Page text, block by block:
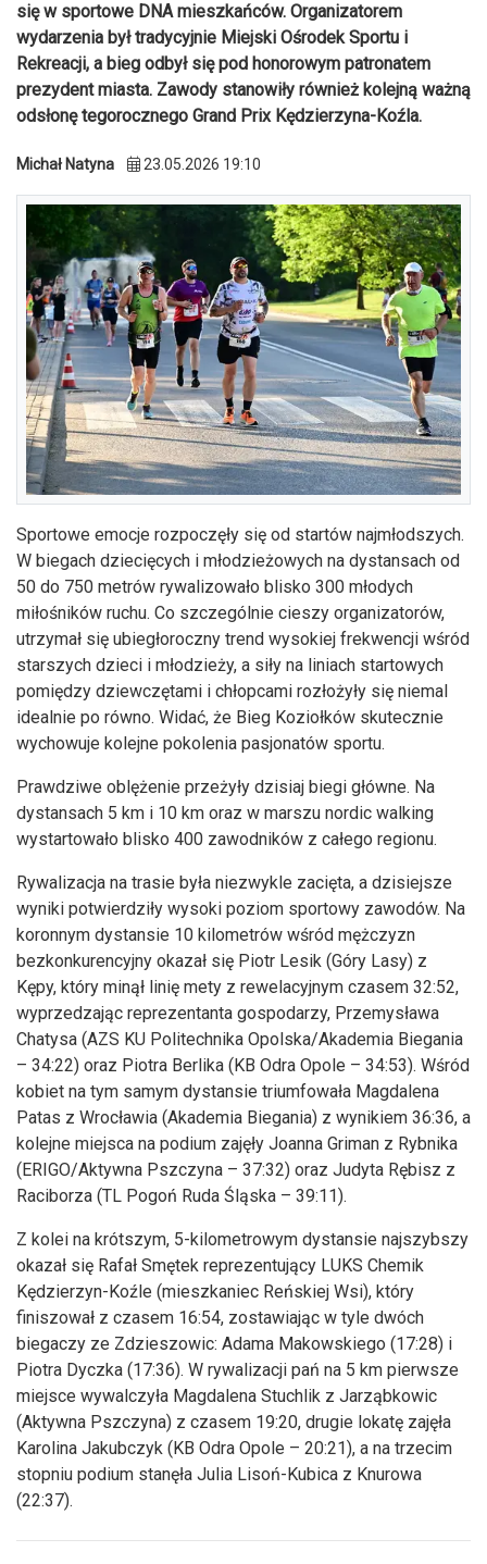
się w sportowe DNA mieszkańców. Organizatorem
wydarzenia był tradycyjnie Miejski Ośrodek Sportu i
Rekreacji, a bieg odbył się pod honorowym patronatem
prezydent miasta. Zawody stanowiły również kolejną ważną
odsłonę tegorocznego Grand Prix Kędzierzyna-Koźla.
Michał Natyna 23.05.2026 19:10
Sportowe emocje rozpoczęły się od startów najmłodszych.
W biegach dziecięcych i młodzieżowych na dystansach od
50 do 750 metrów rywalizowało blisko 300 młodych
miłośników ruchu. Co szczególnie cieszy organizatorów,
utrzymał się ubiegłoroczny trend wysokiej frekwencji wśród
starszych dzieci i młodzieży, a siły na liniach startowych
pomiędzy dziewczętami i chłopcami rozłożyły się niemal
idealnie po równo. Widać, że Bieg Koziołków skutecznie
wychowuje kolejne pokolenia pasjonatów sportu.
Prawdziwe oblężenie przeżyły dzisiaj biegi główne. Na
dystansach 5 km i 10 km oraz w marszu nordic walking
wystartowało blisko 400 zawodników z całego regionu.
Rywalizacja na trasie była niezwykle zacięta, a dzisiejsze
wyniki potwierdziły wysoki poziom sportowy zawodów. Na
koronnym dystansie 10 kilometrów wśród mężczyzn
bezkonkurencyjny okazał się Piotr Lesik (Góry Lasy) z
Kępy, który minął linię mety z rewelacyjnym czasem 32:52,
wyprzedzając reprezentanta gospodarzy, Przemysława
Chatysa (AZS KU Politechnika Opolska/Akademia Biegania
– 34:22) oraz Piotra Berlika (KB Odra Opole – 34:53). Wśród
kobiet na tym samym dystansie triumfowała Magdalena
Patas z Wrocławia (Akademia Biegania) z wynikiem 36:36, a
kolejne miejsca na podium zajęły Joanna Griman z Rybnika
(ERIGO/Aktywna Pszczyna – 37:32) oraz Judyta Rębisz z
Raciborza (TL Pogoń Ruda Śląska – 39:11).
Z kolei na krótszym, 5-kilometrowym dystansie najszybszy
okazał się Rafał Smętek reprezentujący LUKS Chemik
Kędzierzyn-Koźle (mieszkaniec Reńskiej Wsi), który
finiszował z czasem 16:54, zostawiając w tyle dwóch
biegaczy ze Zdzieszowic: Adama Makowskiego (17:28) i
Piotra Dyczka (17:36). W rywalizacji pań na 5 km pierwsze
miejsce wywalczyła Magdalena Stuchlik z Jarząbkowic
(Aktywna Pszczyna) z czasem 19:20, drugie lokatę zajęła
Karolina Jakubczyk (KB Odra Opole – 20:21), a na trzecim
stopniu podium stanęła Julia Lisoń-Kubica z Knurowa
(22:37).